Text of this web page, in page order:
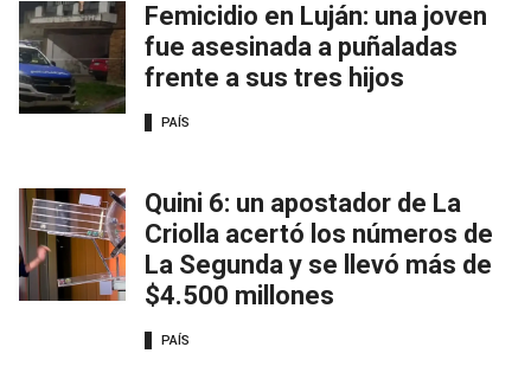
Femicidio en Luján: una joven
fue asesinada a puñaladas
frente a sus tres hijos
PAÍS
Quini 6: un apostador de La
Criolla acertó los números de
La Segunda y se llevó más de
$4.500 millones
PAÍS